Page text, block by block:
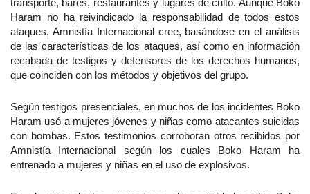
transporte, bares, restaurantes y lugares de culto. Aunque Boko
Haram no ha reivindicado la responsabilidad de todos estos
ataques, Amnistía Internacional cree, basándose en el análisis
de las características de los ataques, así como en información
recabada de testigos y defensores de los derechos humanos,
que coinciden con los métodos y objetivos del grupo.
Según testigos presenciales, en muchos de los incidentes Boko
Haram usó a mujeres jóvenes y niñas como atacantes suicidas
con bombas. Estos testimonios corroboran otros recibidos por
Amnistía Internacional según los cuales Boko Haram ha
entrenado a mujeres y niñas en el uso de explosivos.